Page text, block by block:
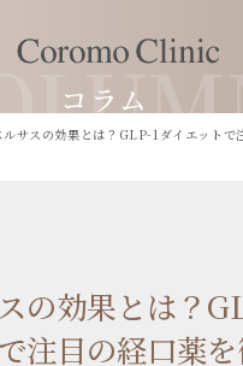
コラム
ルサスの効果とは？GLP-1ダイエットで
の効果とは？
注目の経口薬